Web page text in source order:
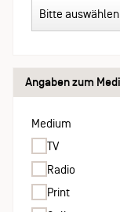
Angaben zum
Medium
TV
Radio
Print